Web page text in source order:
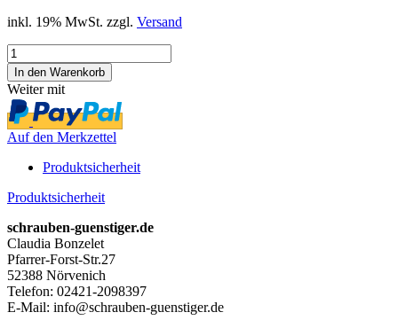
inkl. 19% MwSt. zzgl. Versand
Weiter mit
Auf den Merkzettel
Produktsicherheit
Produktsicherheit
schrauben-guenstiger.de
Claudia Bonzelet
Pfarrer-Forst-Str.27
52388 Nörvenich
Telefon: 02421-2098397
E-Mail: info@schrauben-guenstiger.de